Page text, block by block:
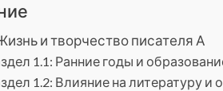
и творчество писателя А
1.1: Ранние годы и
1.2: Влияние на литературу и